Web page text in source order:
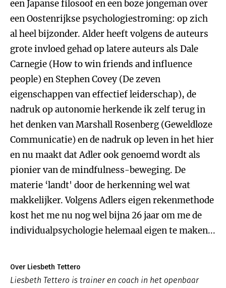
een Japanse filosoof en een boze jongeman over
een Oostenrijkse psychologiestroming: op zich
al heel bijzonder. Alder heeft volgens de auteurs
grote invloed gehad op latere auteurs als Dale
Carnegie (How to win friends and influence
people) en Stephen Covey (De zeven
eigenschappen van effectief leiderschap), de
nadruk op autonomie herkende ik zelf terug in
het denken van Marshall Rosenberg (Geweldloze
Communicatie) en de nadruk op leven in het hier
en nu maakt dat Adler ook genoemd wordt als
pionier van de mindfulness-beweging. De
materie ‘landt' door de herkenning wel wat
makkelijker. Volgens Adlers eigen rekenmethode
kost het me nu nog wel bijna 26 jaar om me de
individualpsychologie helemaal eigen te maken...
Over Liesbeth Tettero
Liesbeth Tettero is trainer en coach in het openbaar